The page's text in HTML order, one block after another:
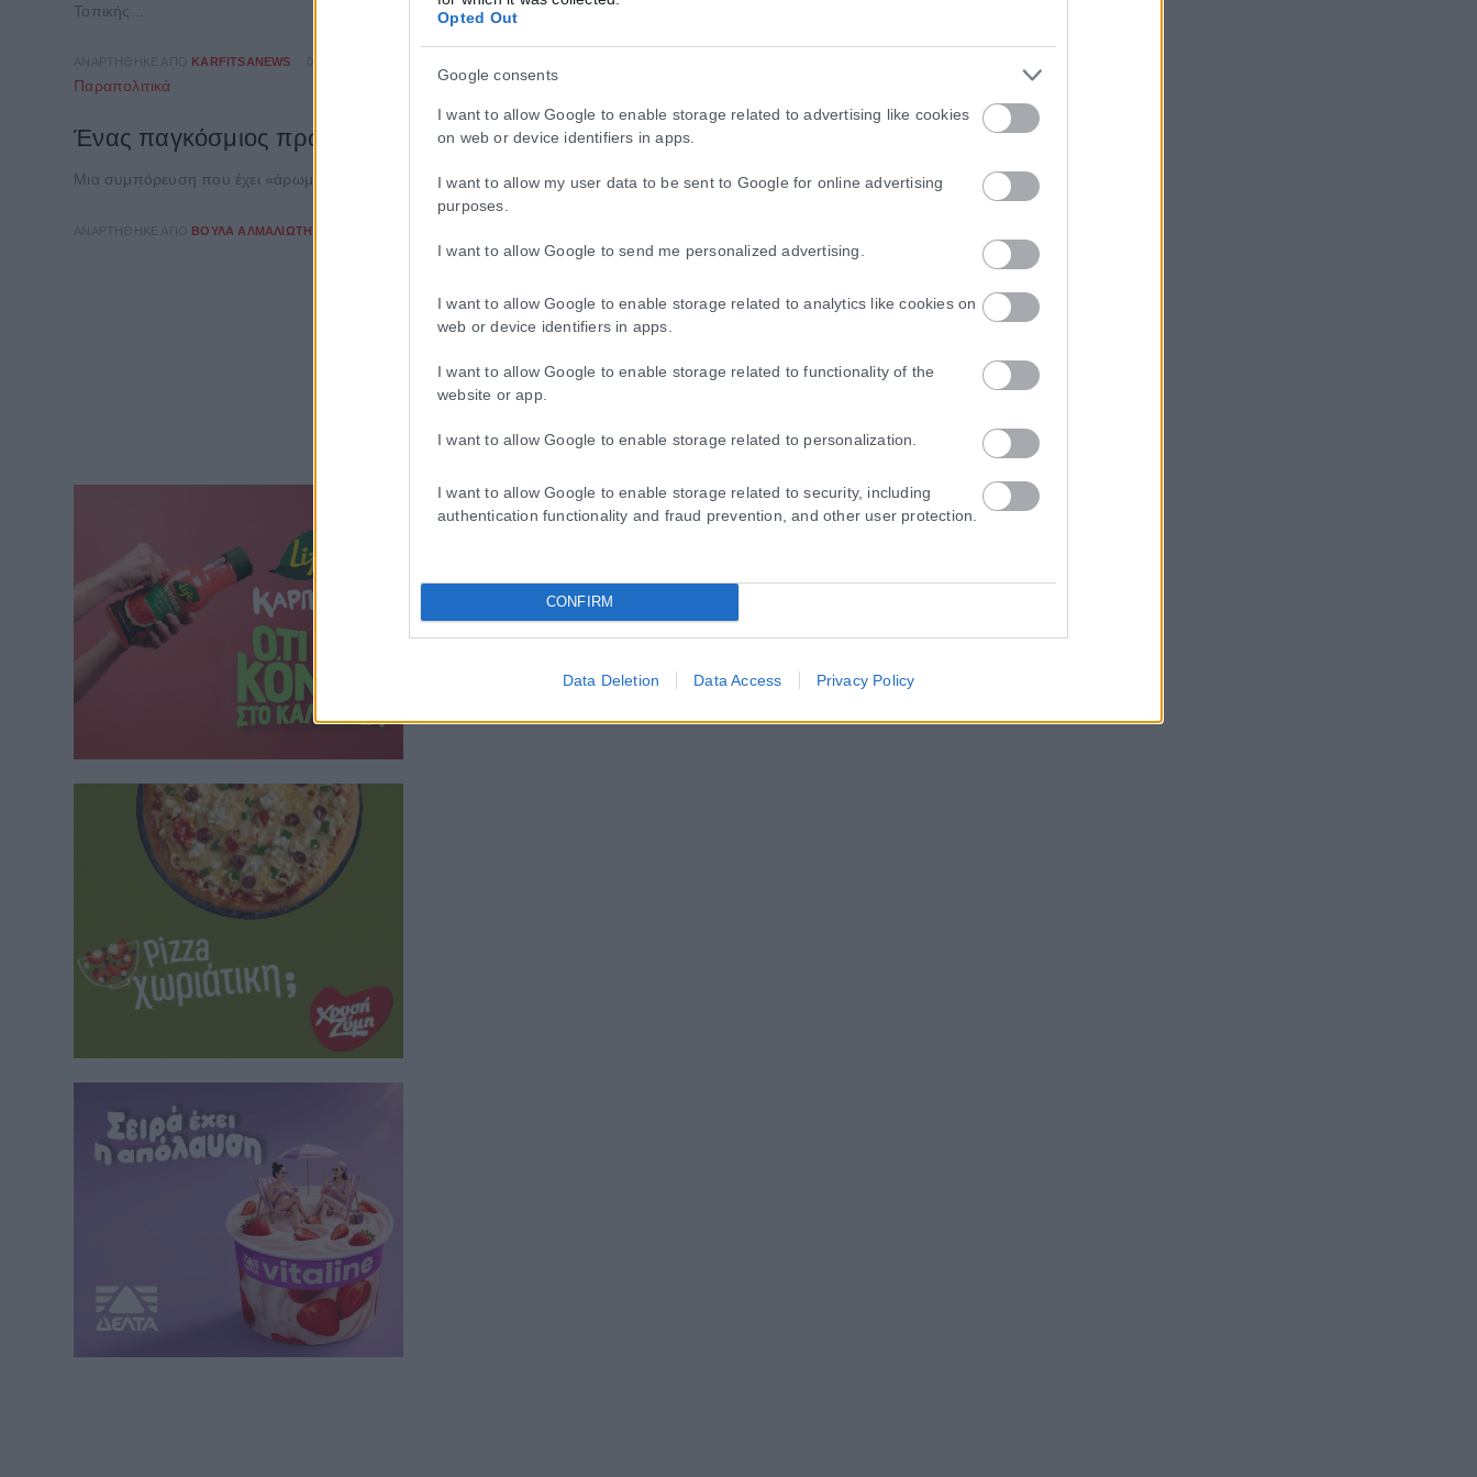
Opted Out
Google consents
I want to allow Google to enable storage related to advertising like cookies
on web or device identifiers in apps.
I want to allow my user data to be sent to Google for online advertising
purposes.
I want to allow Google to send me personalized advertising.
I want to allow Google to enable storage related to analytics like cookies on
web or device identifiers in apps.
I want to allow Google to enable storage related to functionality of the
website or app.
I want to allow Google to enable storage related to personalization.
I want to allow Google to enable storage related to security, including
authentication functionality and fraud prevention, and other user protection.
CONFIRM
Data Deletion Data Access Privacy Policy
Τοπικής...
ΑΝΑΡΤΉΘΗΚΕ ΑΠΌ KARFITSANEWS
Παραπολιτικά
Ένας παγκόσμιος πρωταθλητής στο πλευρό του Δ.Ασλανίδη
Μια συμπόρευση που έχει «άρωμα» πρωταθλητή πέτυχε ο δήμαρχος Παύλου Μελά, Δημήτρης Ασλανίδης. Τι κι αν οι δημοτικές εκλογές αργούν...
ΑΝΑΡΤΉΘΗΚΕ ΑΠΌ ΒΟΎΛΑ ΑΛΜΑΛΙΏΤΗ